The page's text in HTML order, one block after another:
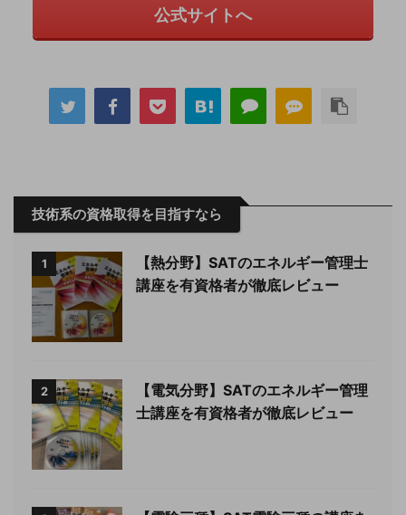
公式サイトへ
技術系の資格取得を目指すなら
1
【熱分野】SATのエネルギー管理士
講座を有資格者が徹底レビュー
2
【電気分野】SATのエネルギー管理
士講座を有資格者が徹底レビュー